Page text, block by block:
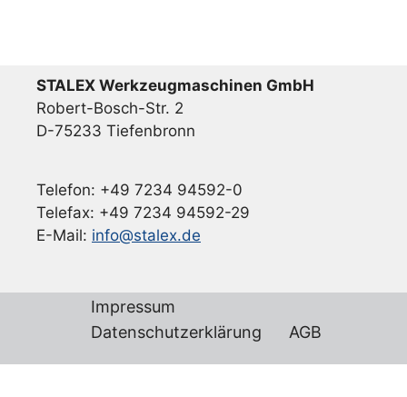
STALEX Werkzeugmaschinen GmbH
Robert-Bosch-Str. 2
D-75233 Tiefenbronn
Telefon: +49 7234 94592-0
Telefax: +49 7234 94592-29
E-Mail: info@stalex.de
Impressum
Datenschutzerklärung
AGB